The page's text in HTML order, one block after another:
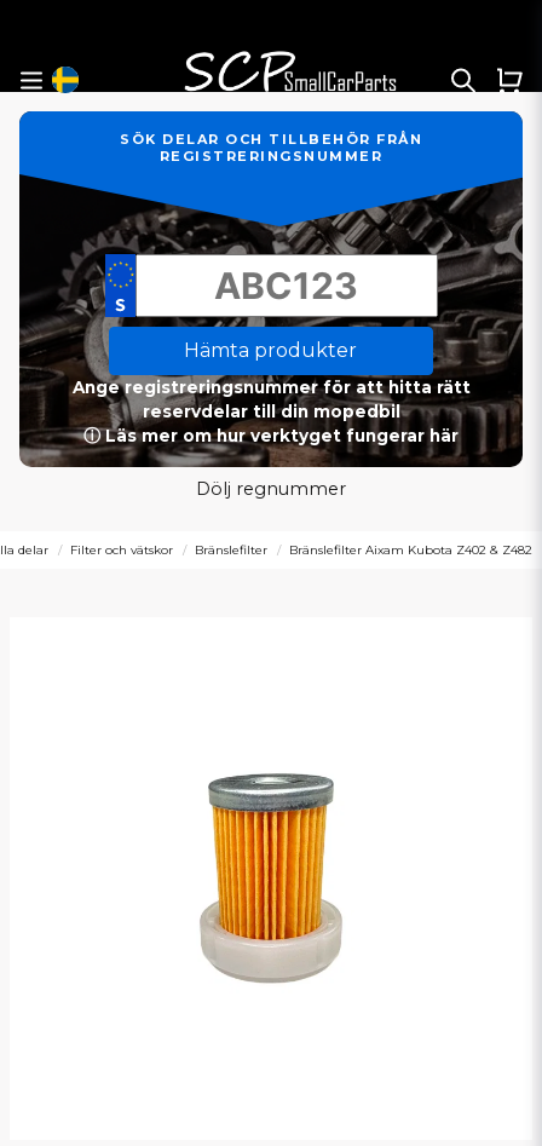
SÖK DELAR OCH TILLBEHÖR FRÅN
REGISTRERINGSNUMMER
Hämta produkter
Ange registreringsnummer för att hitta rätt
reservdelar till din mopedbil
ⓘ Läs mer om hur verktyget fungerar här
Dölj regnummer
delar Filter och vätskor Bränslefilter Bränslefilter Aixam Kubota Z402 & Z482